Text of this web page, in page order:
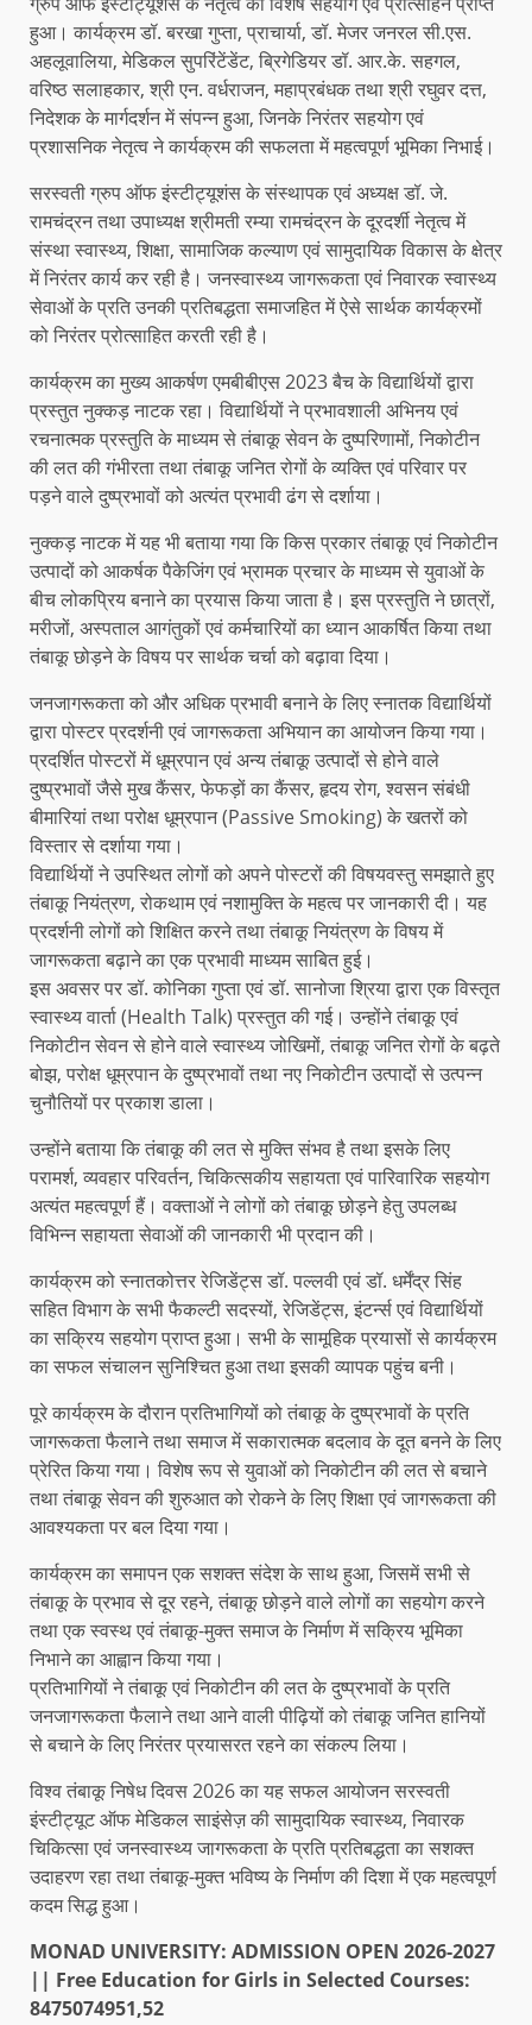
हुआ। कार्यक्रम डॉ. बरखा गुप्ता, प्राचार्या, डॉ. मेजर जनरल सी.एस.
अहलूवालिया, मेडिकल सुपरिंटेंडेंट, ब्रिगेडियर डॉ. आर.के. सहगल,
वरिष्ठ सलाहकार, श्री एन. वर्धराजन, महाप्रबंधक तथा श्री रघुवर दत्त,
निदेशक के मार्गदर्शन में संपन्न हुआ, जिनके निरंतर सहयोग एवं
प्रशासनिक नेतृत्व ने कार्यक्रम की सफलता में महत्वपूर्ण भूमिका निभाई।
सरस्वती ग्रुप ऑफ इंस्टीट्यूशंस के संस्थापक एवं अध्यक्ष डॉ. जे.
रामचंद्रन तथा उपाध्यक्ष श्रीमती रम्या रामचंद्रन के दूरदर्शी नेतृत्व में
संस्था स्वास्थ्य, शिक्षा, सामाजिक कल्याण एवं सामुदायिक विकास के क्षेत्र
में निरंतर कार्य कर रही है। जनस्वास्थ्य जागरूकता एवं निवारक स्वास्थ्य
सेवाओं के प्रति उनकी प्रतिबद्धता समाजहित में ऐसे सार्थक कार्यक्रमों
को निरंतर प्रोत्साहित करती रही है।
कार्यक्रम का मुख्य आकर्षण एमबीबीएस 2023 बैच के विद्यार्थियों द्वारा
प्रस्तुत नुक्कड़ नाटक रहा। विद्यार्थियों ने प्रभावशाली अभिनय एवं
रचनात्मक प्रस्तुति के माध्यम से तंबाकू सेवन के दुष्परिणामों, निकोटीन
की लत की गंभीरता तथा तंबाकू जनित रोगों के व्यक्ति एवं परिवार पर
पड़ने वाले दुष्प्रभावों को अत्यंत प्रभावी ढंग से दर्शाया।
नुक्कड़ नाटक में यह भी बताया गया कि किस प्रकार तंबाकू एवं निकोटीन
उत्पादों को आकर्षक पैकेजिंग एवं भ्रामक प्रचार के माध्यम से युवाओं के
बीच लोकप्रिय बनाने का प्रयास किया जाता है। इस प्रस्तुति ने छात्रों,
मरीजों, अस्पताल आगंतुकों एवं कर्मचारियों का ध्यान आकर्षित किया तथा
तंबाकू छोड़ने के विषय पर सार्थक चर्चा को बढ़ावा दिया।
जनजागरूकता को और अधिक प्रभावी बनाने के लिए स्नातक विद्यार्थियों
द्वारा पोस्टर प्रदर्शनी एवं जागरूकता अभियान का आयोजन किया गया।
प्रदर्शित पोस्टरों में धूम्रपान एवं अन्य तंबाकू उत्पादों से होने वाले
दुष्प्रभावों जैसे मुख कैंसर, फेफड़ों का कैंसर, हृदय रोग, श्वसन संबंधी
बीमारियां तथा परोक्ष धूम्रपान (Passive Smoking) के खतरों को
विस्तार से दर्शाया गया।
विद्यार्थियों ने उपस्थित लोगों को अपने पोस्टरों की विषयवस्तु समझाते हुए
तंबाकू नियंत्रण, रोकथाम एवं नशामुक्ति के महत्व पर जानकारी दी। यह
प्रदर्शनी लोगों को शिक्षित करने तथा तंबाकू नियंत्रण के विषय में
जागरूकता बढ़ाने का एक प्रभावी माध्यम साबित हुई।
इस अवसर पर डॉ. कोनिका गुप्ता एवं डॉ. सानोजा श्रिया द्वारा एक विस्तृत
स्वास्थ्य वार्ता (Health Talk) प्रस्तुत की गई। उन्होंने तंबाकू एवं
निकोटीन सेवन से होने वाले स्वास्थ्य जोखिमों, तंबाकू जनित रोगों के बढ़ते
बोझ, परोक्ष धूम्रपान के दुष्प्रभावों तथा नए निकोटीन उत्पादों से उत्पन्न
चुनौतियों पर प्रकाश डाला।
उन्होंने बताया कि तंबाकू की लत से मुक्ति संभव है तथा इसके लिए
परामर्श, व्यवहार परिवर्तन, चिकित्सकीय सहायता एवं पारिवारिक सहयोग
अत्यंत महत्वपूर्ण हैं। वक्ताओं ने लोगों को तंबाकू छोड़ने हेतु उपलब्ध
विभिन्न सहायता सेवाओं की जानकारी भी प्रदान की।
कार्यक्रम को स्नातकोत्तर रेजिडेंट्स डॉ. पल्लवी एवं डॉ. धर्मेंद्र सिंह
सहित विभाग के सभी फैकल्टी सदस्यों, रेजिडेंट्स, इंटर्न्स एवं विद्यार्थियों
का सक्रिय सहयोग प्राप्त हुआ। सभी के सामूहिक प्रयासों से कार्यक्रम
का सफल संचालन सुनिश्चित हुआ तथा इसकी व्यापक पहुंच बनी।
पूरे कार्यक्रम के दौरान प्रतिभागियों को तंबाकू के दुष्प्रभावों के प्रति
जागरूकता फैलाने तथा समाज में सकारात्मक बदलाव के दूत बनने के लिए
प्रेरित किया गया। विशेष रूप से युवाओं को निकोटीन की लत से बचाने
तथा तंबाकू सेवन की शुरुआत को रोकने के लिए शिक्षा एवं जागरूकता की
आवश्यकता पर बल दिया गया।
कार्यक्रम का समापन एक सशक्त संदेश के साथ हुआ, जिसमें सभी से
तंबाकू के प्रभाव से दूर रहने, तंबाकू छोड़ने वाले लोगों का सहयोग करने
तथा एक स्वस्थ एवं तंबाकू-मुक्त समाज के निर्माण में सक्रिय भूमिका
निभाने का आह्वान किया गया।
प्रतिभागियों ने तंबाकू एवं निकोटीन की लत के दुष्प्रभावों के प्रति
जनजागरूकता फैलाने तथा आने वाली पीढ़ियों को तंबाकू जनित हानियों
से बचाने के लिए निरंतर प्रयासरत रहने का संकल्प लिया।
विश्व तंबाकू निषेध दिवस 2026 का यह सफल आयोजन सरस्वती
इंस्टीट्यूट ऑफ मेडिकल साइंसेज़ की सामुदायिक स्वास्थ्य, निवारक
चिकित्सा एवं जनस्वास्थ्य जागरूकता के प्रति प्रतिबद्धता का सशक्त
उदाहरण रहा तथा तंबाकू-मुक्त भविष्य के निर्माण की दिशा में एक महत्वपूर्ण
कदम सिद्ध हुआ।
MONAD UNIVERSITY: ADMISSION OPEN 2026-2027
|| Free Education for Girls in Selected Courses:
8475074951,52